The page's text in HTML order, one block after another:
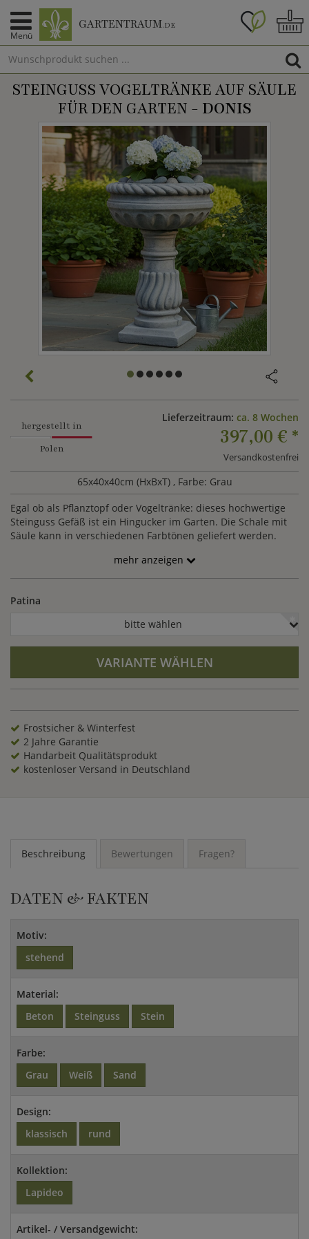
Menü
GARTENTRAUM.DE
STEINGUSS VOGELTRÄNKE AUF SÄULE
FÜR DEN GARTEN - DONIS
hergestellt in
Polen
Lieferzeitraum: ca. 8 Wochen
397,00 € *
Versandkostenfrei
65x40x40cm (HxBxT) , Farbe: Grau
Egal ob als Pflanztopf oder Vogeltränke: dieses hochwertige
Steinguss Gefäß ist ein Hingucker im Garten. Die Schale mit
Säule kann in verschiedenen Farbtönen geliefert werden.
mehr anzeigen
Patina
bitte wählen
VARIANTE WÄHLEN
Frostsicher & Winterfest
2 Jahre Garantie
Handarbeit Qualitätsprodukt
kostenloser Versand in Deutschland
Beschreibung Bewertungen Fragen?
DATEN & FAKTEN
Motiv:
stehend
Material:
Beton
Steinguss Stein
Farbe:
Grau
Weiß Sand
Design:
klassisch
rund
Kollektion:
Lapideo
Artikel- / Versandgewicht: